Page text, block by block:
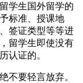
学生国外留学的
标准、授课地
签证类型等等进
留学生即使没有
认证的。
不要轻言放弃。